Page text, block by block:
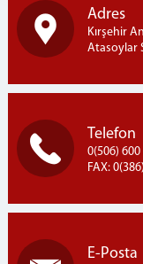
ZİYARET GÖRÜŞ
İLETİŞİM
Adres
Kırşehir
Atasoylar
Telefon
0(506) 600
FAX:
E-Posta